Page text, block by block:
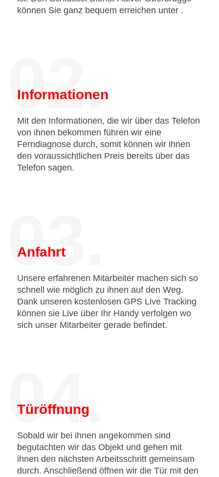
können Sie ganz bequem erreichen unter .
02.
Informationen
Mit den Informationen, die wir über das Telefon
von ihnen bekommen führen wir eine
Ferndiagnose durch, somit können wir ihnen
den voraussichtlichen Preis bereits über das
Telefon sagen.
03.
Anfahrt
Unsere erfahrenen Mitarbeiter machen sich so
schnell wie möglich zu ihnen auf den Weg.
Dank unseren kostenlosen GPS Live Tracking
können sie Live über Ihr Handy verfolgen wo
sich unser Mitarbeiter gerade befindet.
04.
Türöffnung
Sobald wir bei ihnen angekommen sind
begutachten wir das Objekt und gehen mit
ihnen den nächsten Arbeitsschritt gemeinsam
durch. Anschließend öffnen wir die Tür mit den